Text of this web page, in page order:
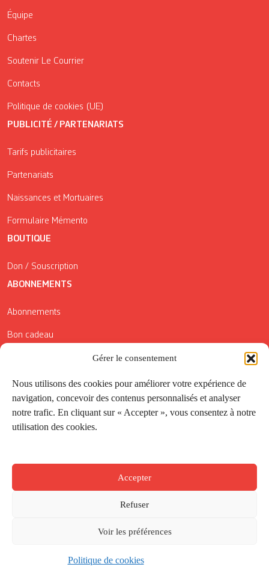
Gérer le consentement
Nous utilisons des cookies pour améliorer votre expérience de
navigation, concevoir des contenus personnalisés et analyser
notre trafic. En cliquant sur « Accepter », vous consentez à notre
utilisation des cookies.
Accepter
Refuser
Voir les préférences
Politique de cookies
Équipe
Chartes
Soutenir Le Courrier
Contacts
Politique de cookies (UE)
PUBLICITÉ / PARTENARIATS
Tarifs publicitaires
Partenariats
Naissances et Mortuaires
Formulaire Mémento
BOUTIQUE
Don / Souscription
ABONNEMENTS
Abonnements
Bon cadeau
Conditions générales de vente
Réductions de la Carte Côté Courrier
Application